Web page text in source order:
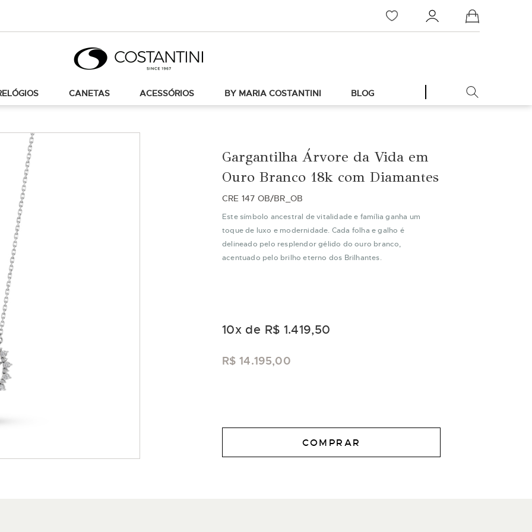
Meu Carrinho
CANETAS ACESSÓRIOS BY MARIA COSTANTINI BLOG
R$ 14.195,00
10x de R$ 1.419,50
Gargantilha Árvore da Vida em
Ouro Branco 18k com Diamantes
CRE 147 OB/BR_OB
Este símbolo ancestral de vitalidade e família ganha um
toque de luxo e modernidade. Cada folha e galho é
delineado pelo resplendor gélido do ouro branco,
acentuado pelo brilho eterno dos Brilhantes.
COMPRAR